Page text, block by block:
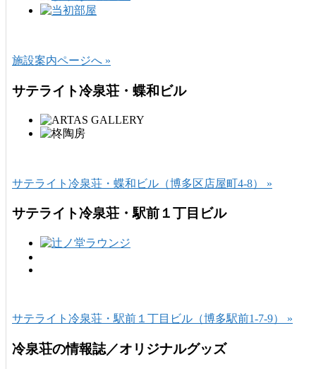
施設案内ページへ »
サテライト冷泉荘・蝶和ビル
サテライト冷泉荘・蝶和ビル（博多区店屋町4-8） »
サテライト冷泉荘・駅前１丁目ビル
サテライト冷泉荘・駅前１丁目ビル（博多駅前1-7-9） »
冷泉荘の情報誌／オリジナルグッズ